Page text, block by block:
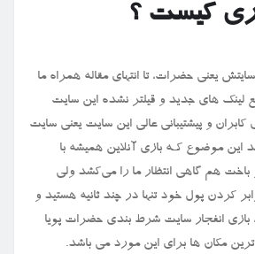
کیست ؟
یعنی حضرات، تا انتهای مقاله همراه ما
لینک‌ های‌ جدید و قیلتر نشده این سایت
کابران و پیشتیبانی عالی این سایت یعنی سایت
این موضوع کـه بازی آنلاین همیشه با
هم گاهی انتظار ما را می‌کشد ولی
کردن پول خود تنها در چند ثانیه هستید و
انفجار سایت شرط بندی حضرات پویا
مکان ها برای این مورد می باشد.